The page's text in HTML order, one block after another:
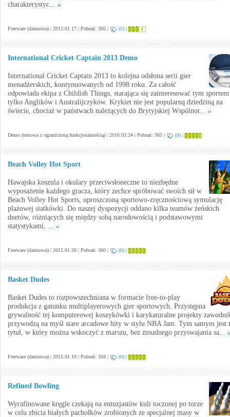
charakterystyc...
Freeware (darmowa) | 2015.01.17 | Pobrań: 366 | (0) |
International Cricket Captain 2013 Demo
International Cricket Captain 2013 to kolejna odsłona serii gier
menadżerskich, kontynuowanych od 1998 roku. Za całość
odpowiada ekipa z Childish Things, starająca się zainteresować tym
tylko Anglików i Australijczyków. Krykiet nie jest popularną dziedziną na
świecie, chociaż w państwach należących do Brytyjskiej Wspólnot...
Demo (testowa z ograniczoną funkcjonalnością) | 2016.03.24 | Pobrań: 365 | (0) |
Beach Volley Hot Sport
Hawajska koszula i okulary przeciwsłoneczne to niezbędne
wyposażenie każdego gracza, który zechce spróbować swoich sił w
Beach Volley Hot Sports, uproszczoną sportowo-zręcznościową symulację
plażowej siatkówki. Do naszej dyspozycji oddano kilka teamów żeńskich
duetów, różniących się między sobą narodowością i podstawowymi
statystykami, ...
Freeware (darmowa) | 2015.01.26 | Pobrań: 360 | (0) |
Basket Dudes
Basket Dudes to rozpowszechniana w formacie free-to-play
produkcja z gatunku multiplayerowych gier sportowych. Przystępna
grywalność tej komputerowej koszykówki i karykaturalne projekty
przywodzą na myśl stare arcadowe hity w stylu NBA Jam. Tym samym jest
tytuł, w który można wskoczyć z marszu, bez żmudnego przyswajania sa...
Freeware (darmowa) | 2015.01.19 | Pobrań: 358 | (0) |
Refined Bowling
Wyrafinowane kręgle czekają na entuzjastów kuli toczonej po torze
w celu zbicia białych pachołków zrobionych ze specjalnej masy w